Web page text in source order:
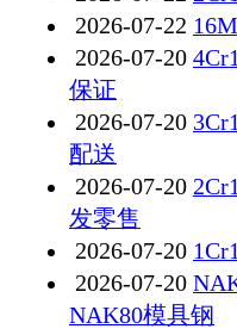
2026-07-22
2026-07-20
保证
2026-07-20
配送
2026-07-20
发零售
2026-07-20
2026-07-20
NAK80模具钢